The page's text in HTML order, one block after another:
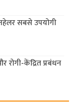
सबसे उपयोगी
रोगी-केंद्रित प्रबंधन